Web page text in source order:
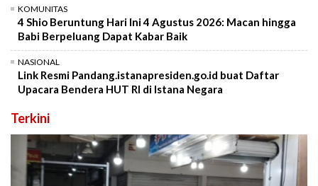
KOMUNITAS
4 Shio Beruntung Hari Ini 4 Agustus 2026: Macan hingga
Babi Berpeluang Dapat Kabar Baik
NASIONAL
Link Resmi Pandang.istanapresiden.go.id buat Daftar
Upacara Bendera HUT RI di Istana Negara
Terkini